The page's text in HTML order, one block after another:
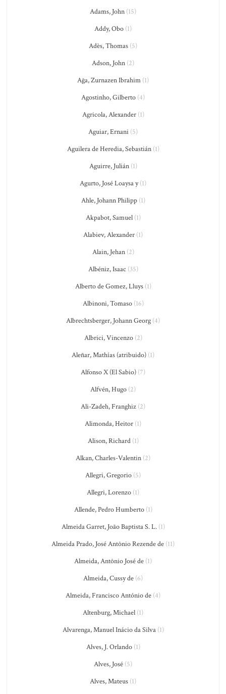
Adams, John (15)
Addy, Obo (1)
Adès, Thomas (5)
Adson, John (2)
Ağa, Zurnazen Ibrahim (1)
Agostinho, Gilberto (4)
Agricola, Alexander(1)
Aguiar, Ernani (5)
Aguilera de Heredia, Sebastián(1)
Aguirre, Julián(1)
Agurto, José Loaysa y(1)
Ahle, Johann Philipp(1)
Akpabot, Samuel(1)
Alabiev, Alexander (1)
Alain, Jehan(2)
Albéniz, Isaac (35)
Alberto de Gomez, Lluys(1)
Albinoni, Tomaso(16)
Albrechtsberger, Johann Georg (4)
Albrici, Vincenzo(2)
Aleñar, Mathías (atribuido) (1)
Alfonso X (El Sabio) (7)
Alfvén, Hugo (2)
Ali-Zadeh, Franghiz (2)
Alimonda, Heitor (1)
Alison, Richard(1)
Alkan, Charles-Valentin (2)
Allegri, Gregorio (5)
Allegri, Lorenzo (1)
Allende, Pedro Humberto(1)
Almeida Garret, João Baptista S. L.(1)
Almeida Prado, José Antônio Rezende de (11)
Almeida, Antônio José de (1)
Almeida, Cussy de (6)
Almeida, Francisco António de (4)
Altenburg, Michael (1)
Alvarenga, Manuel Inácio da Silva(1)
Alves, J. Orlando(1)
Alves, José (5)
Alves, Mateus (1)